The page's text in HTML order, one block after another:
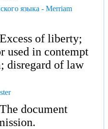
языка - Merriam
of liberty;
used in contempt
disregard of law
document